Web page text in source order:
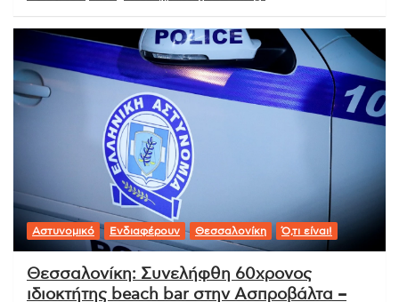
Αστυνομικό Ενδιαφέρουν Θεσσαλονίκη Ό,τι είναι!
Θεσσαλονίκη: Συνελήφθη 60χρονος
ιδιοκτήτης beach bar στην Ασπροβάλτα –